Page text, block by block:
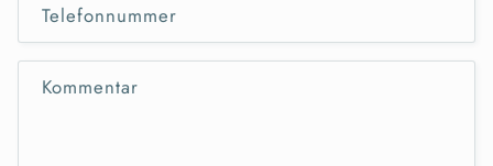
Telefonnummer
Kommentar